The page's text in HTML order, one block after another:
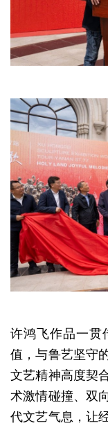
许鸿飞作品一贯
值 ，与鲁艺坚守
文艺精神高度契合
术激情碰撞、双向
代文艺气息，让